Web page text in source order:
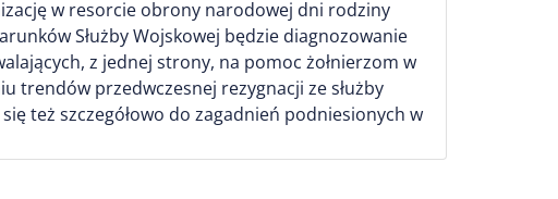
w resorcie obrony narodowej dni rodziny
Służby Wojskowej będzie diagnozowanie
z jednej strony, na pomoc żołnierzom w
trendów przedwczesnej rezygnacji ze służby
też szczegółowo do zagadnień podniesionych w